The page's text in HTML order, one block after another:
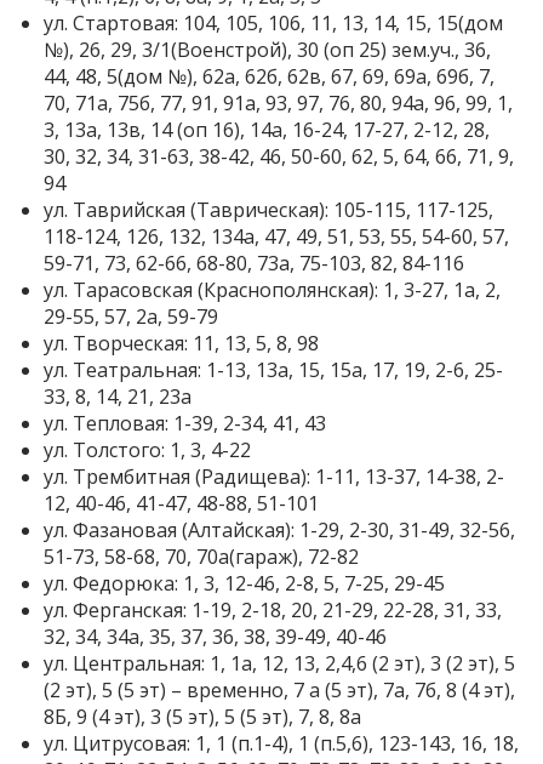
ул. Стартовая: 104, 105, 106, 11, 13, 14, 15, 15(дом
№), 26, 29, 3/1(Военстрой), 30 (оп 25) зем.уч., 36,
44, 48, 5(дом №), 62а, 62б, 62в, 67, 69, 69а, 69б, 7,
70, 71а, 75б, 77, 91, 91а, 93, 97, 76, 80, 94а, 96, 99, 1,
3, 13а, 13в, 14 (оп 16), 14а, 16-24, 17-27, 2-12, 28,
30, 32, 34, 31-63, 38-42, 46, 50-60, 62, 5, 64, 66, 71, 9,
94
ул. Таврийская (Таврическая): 105-115, 117-125,
118-124, 126, 132, 134а, 47, 49, 51, 53, 55, 54-60, 57,
59-71, 73, 62-66, 68-80, 73а, 75-103, 82, 84-116
ул. Тарасовская (Краснополянская): 1, 3-27, 1а, 2,
29-55, 57, 2а, 59-79
ул. Творческая: 11, 13, 5, 8, 98
ул. Театральная: 1-13, 13а, 15, 15а, 17, 19, 2-6, 25-
33, 8, 14, 21, 23а
ул. Тепловая: 1-39, 2-34, 41, 43
ул. Толстого: 1, 3, 4-22
ул. Трембитная (Радищева): 1-11, 13-37, 14-38, 2-
12, 40-46, 41-47, 48-88, 51-101
ул. Фазановая (Алтайская): 1-29, 2-30, 31-49, 32-56,
51-73, 58-68, 70, 70а(гараж), 72-82
ул. Федорюка: 1, 3, 12-46, 2-8, 5, 7-25, 29-45
ул. Ферганская: 1-19, 2-18, 20, 21-29, 22-28, 31, 33,
32, 34, 34а, 35, 37, 36, 38, 39-49, 40-46
ул. Центральная: 1, 1а, 12, 13, 2,4,6 (2 эт), 3 (2 эт), 5
(2 эт), 5 (5 эт) – временно, 7 а (5 эт), 7а, 7б, 8 (4 эт),
8Б, 9 (4 эт), 3 (5 эт), 5 (5 эт), 7, 8, 8а
ул. Цитрусовая: 1, 1 (п.1-4), 1 (п.5,6), 123-143, 16, 18,